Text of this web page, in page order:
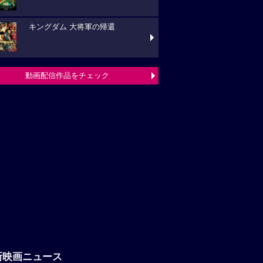
キングダム 大将軍の帰還
動画配信作品をチェック
映画ニュース